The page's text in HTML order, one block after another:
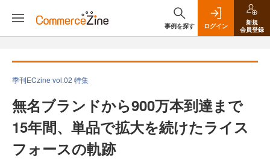
事例を探す ログイン
新規
会員登録
季刊ECzine vol.02 特集
無名ブランドから900万本到達まで
15年間、単品で拡大を続けたライス
フォースの軌跡